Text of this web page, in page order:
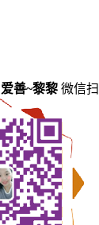
爱善~黎黎 微信